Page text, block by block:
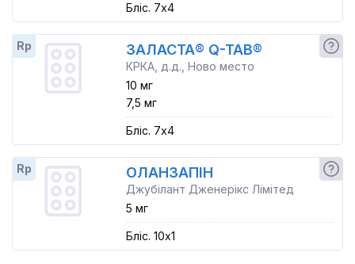
Бліс. 7x4
Rp ЗАЛАСТА® Q-TAB®
КРКА, д.д., Ново место
10 мг
7,5 мг
Бліс. 7x4
Rp ОЛАНЗАПІН
Джубілант Дженерікс Лімітед
5 мг
Бліс. 10x1